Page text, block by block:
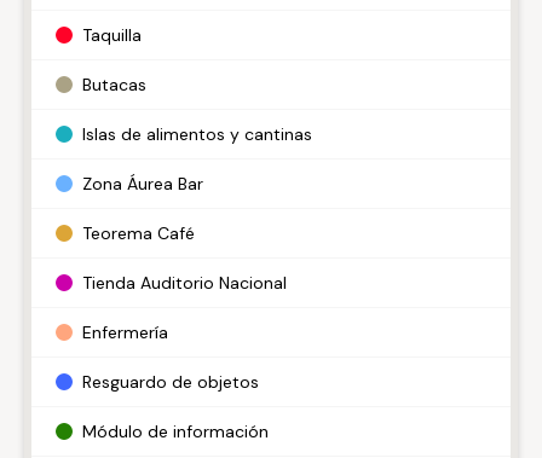
Taquilla
Butacas
Islas de alimentos y cantinas
Zona Áurea Bar
Teorema Café
Tienda Auditorio Nacional
Enfermería
Resguardo de objetos
Módulo de información